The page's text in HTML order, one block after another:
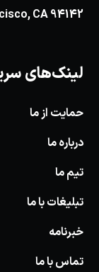
CA 94142
لینک‌های
حمایت از ما
درباره ما
تیم ما
تبلیغات با ما
خبرنامه
تماس با ما